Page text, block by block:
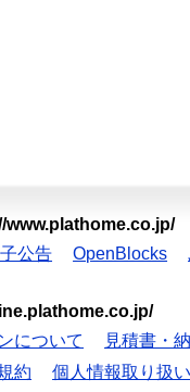
www.plathome.co.jp/
公告 OpenBlocks
について 見積書・
約 個人情報取り扱